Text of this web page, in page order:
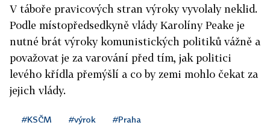
V táboře pravicových stran výroky vyvolaly neklid.
Podle místopředsedkyně vlády Karolíny Peake je
nutné brát výroky komunistických politiků vážně a
považovat je za varování před tím, jak politici
levého křídla přemýšlí a co by zemi mohlo čekat za
jejich vlády.
#KSČM #výrok #Praha